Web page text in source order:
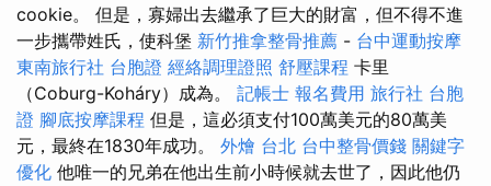
cookie。 但是，寡婦出去繼承了巨大的財富，但不得不進
一步攜帶姓氏，使科堡 新竹推拿整骨推薦 - 台中運動按摩
東南旅行社 台胞證 經絡調理證照 舒壓課程 卡里
（Coburg-Koháry）成為。 記帳士 報名費用 旅行社 台胞
證 腳底按摩課程 但是，這必須支付100萬美元的80萬美
元，最終在1830年成功。 外燴 台北 台中整骨價錢 關鍵字
優化 他唯一的兄弟在他出生前小時候就去世了，因此他仍